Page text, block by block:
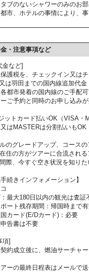
タブのないシャワーのみのお
都市、ホテルの事情により、
・注意事項など
金など]
護税を、チェックイン又は
は羽田までの国内線追加代金
都市発着の国内線のご手配
ご予約と同時のお申し込みが
ットカード払いOK（VISA・
はMASTERは分割払いもOK
のグレードアップ、コースの
住の方がツアーに合流される
際、今すぐ空き状況を知りた
手続きインフォメーション】
：最大180日以内の観光は査証
ポート残存期間：帰国時まで
国カード(E/Dカード)：必要
申告書は不要
項]
契約成立後に、燃油サーチャ
アーの最終日程表はメールで